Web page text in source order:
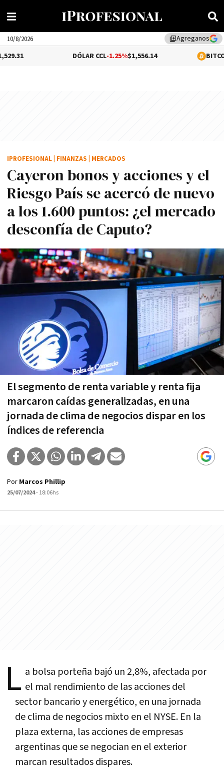
library_addAgreganos
10/8/2026
-1.25%$1,556.14 0.31%
Cayeron bonos y acciones y el
Riesgo País se acercó de nuevo
a los 1.600 puntos: ¿el mercado
desconfía de Caputo?
El segmento de renta variable y renta fija
marcaron caídas generalizadas, en una
jornada de clima de negocios dispar en los
índices de referencia
IPROFESIONAL FINANZAS MERCADOS
Por Marcos Phillip
25/07/2024- 18:06hs
L a bolsa porteña bajó un 2,8%, afectada por
el mal rendimiento de las acciones del
sector bancario y energético, en una jornada
de clima de negocios mixto en el NYSE. En la
plaza externa, las acciones de empresas
argentinas que se negocian en el exterior
marcan resultados dispares.